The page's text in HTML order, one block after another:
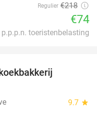
Regulier €218
€74
p.p.p.n. toeristenbelasting
9.7 star